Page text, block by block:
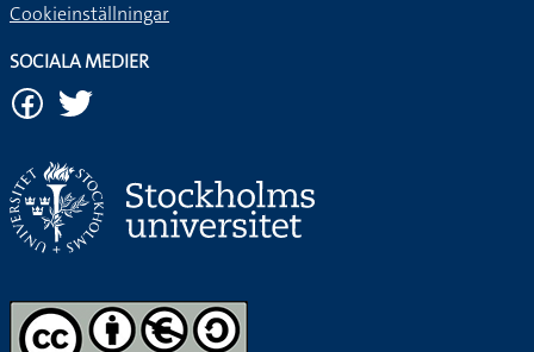
Cookieinställningar
SOCIALA MEDIER